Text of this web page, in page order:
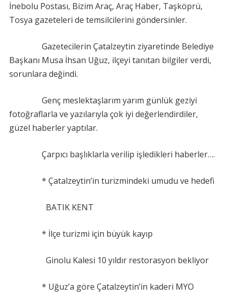
İnebolu Postası, Bizim Araç, Araç Haber, Taşköprü,
Tosya gazeteleri de temsilcilerini göndersinler.
Gazetecilerin Çatalzeytin ziyaretinde Belediye
Başkanı Musa İhsan Uğuz, ilçeyi tanıtan bilgiler verdi,
sorunlara değindi.
Genç meslektaşlarım yarım günlük geziyi
fotoğraflarla ve yazılarıyla çok iyi değerlendirdiler,
güzel haberler yaptılar.
Çarpıcı başlıklarla verilip işledikleri haberler….
* Çatalzeytin’in turizmindeki umudu ve hedefi
BATIK KENT
* İlçe turizmi için büyük kayıp
Ginolu Kalesi 10 yıldır restorasyon bekliyor
* Uğuz’a göre Çatalzeytin’in kaderi MYO